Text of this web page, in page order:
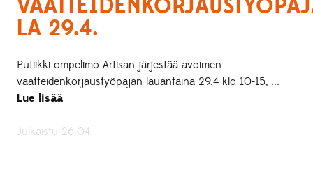
LA 29.4.
Putiikki-ompelimo Artisan järjestää avoimen
vaatteidenkorjaustyöpajan lauantaina 29.4 klo 10-15, ...
Lue lisää
Julkaistu 26.04.